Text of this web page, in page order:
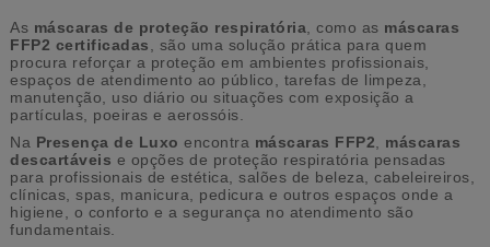
As máscaras de proteção respiratória , como as máscaras
FFP2 certificadas , são uma solução prática para quem
procura reforçar a proteção em ambientes profissionais,
espaços de atendimento ao público, tarefas de limpeza,
manutenção, uso diário ou situações com exposição a
partículas, poeiras e aerossóis.
Na Presença de Luxo encontra máscaras FFP2
máscaras
descartáveis e opções de proteção respiratória pensadas
para profissionais de estética, salões de beleza, cabeleireiros,
clínicas, spas, manicura, pedicura e outros espaços onde a
higiene, o conforto e a segurança no atendimento são
fundamentais.